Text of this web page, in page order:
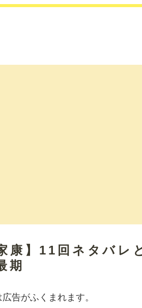
康】11回ネタバレ
期
告がふくまれます。